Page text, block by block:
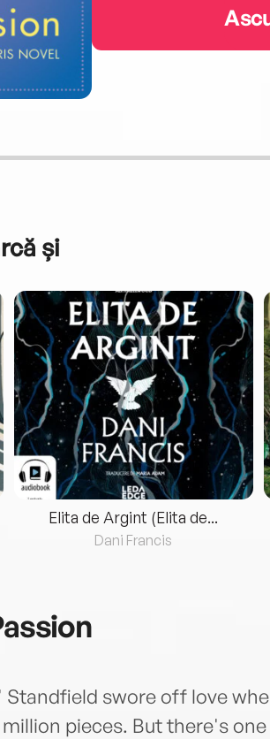
și
Elita de Argint (Elita de...
Dani Francis
swore off love
pieces. But there's